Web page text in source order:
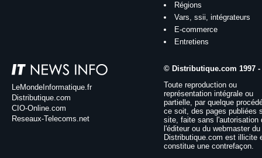
Régions
Vars, ssii, intégrateurs
E-commerce
Entretiens
LeMondeInformatique.fr
Distributique.com
CIO-Online.com
Reseaux-Telecoms.net
© Distributique.com 1997 -
Toute reproduction ou
représentation intégrale ou
partielle, par quelque
ce soit, des pages publiées
site, faite sans l'autorisation
l'éditeur ou du webmaster
Distributique.com est illicite
constitue une contrefaçon.